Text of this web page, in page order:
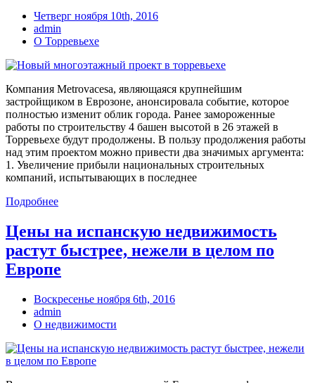
Четверг ноября 10th, 2016
admin
О Торревьехе
Компания Metrovacesa, являющаяся крупнейшим
застройщиком в Еврозоне, анонсировала событие, которое
полностью изменит облик города. Ранее замороженные
работы по строительству 4 башен высотой в 26 этажей в
Торревьехе будут продолжены. В пользу продолжения работы
над этим проектом можно привести два значимых аргумента:
1. Увеличение прибыли национальных строительных
компаний, испытывающих в последнее
Подробнее
Цены на испанскую недвижимость
растут быстрее, нежели в целом по
Европе
Воскресенье ноября 6th, 2016
admin
О недвижимости